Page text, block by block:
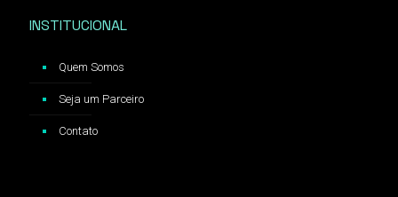
INSTITUCIONAL
Quem Somos
Seja um Parceiro
Contato